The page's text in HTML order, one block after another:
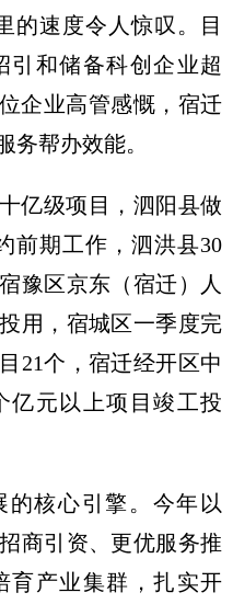
的速度令人惊叹。目
引和储备科创企业超
企业高管感慨，宿迁
务帮办效能。
亿级项目，泗阳县做
前期工作，泗洪县30
豫区京东（宿迁）人
用，宿城区一季度完
21个，宿迁经开区中
亿元以上项目竣工投
核心引擎。今年以
商引资、更优服务推
育产业集群，扎实开